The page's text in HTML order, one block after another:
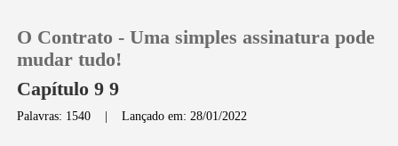
O Contrato - Uma simples assinatura pode
mudar tudo!
Capítulo 9 9
Palavras: 1540 |Lançado em: 28/01/2022